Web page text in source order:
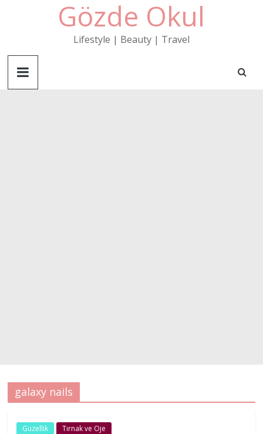
Gözde Okul
Lifestyle | Beauty | Travel
galaxy nails
Güzellik Tırnak ve Oje